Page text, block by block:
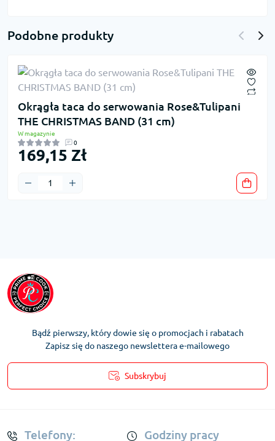
Podobne produkty
Okrągła taca do serwowania Rose&Tulipani
THE CHRISTMAS BAND (31 cm)
W magazynie
0
169,15 Zł
Bądź pierwszy, który dowie się o promocjach i rabatach
Zapisz się do naszego newslettera e-mailowego
Subskrybuj
Telefony: Godziny pracy